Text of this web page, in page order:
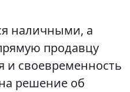
наличными, а
продавцу
и своевременность
решение об